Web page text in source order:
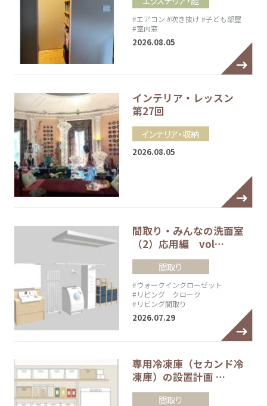
#エアコン #吹き抜け #子ども部屋
#室内窓
2026.08.05
インテリア・レッスン
第27回
インテリア・収納
2026.08.05
間取り・みんなの洗面室
（2）応用編 vol…
間取り
#ウォークインクローゼット
#リビング クローク
#リビング間取り
2026.07.29
専用冷凍庫（セカンド冷
凍庫）の設置計画 …
間取り